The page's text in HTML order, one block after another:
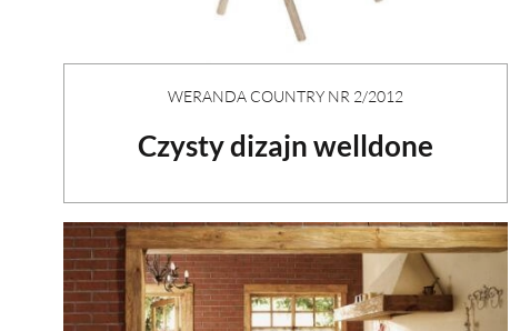
WERANDA COUNTRY NR 2/2012
Czysty dizajn welldone